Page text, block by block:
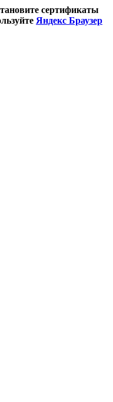
сертификаты
Яндекс Браузер